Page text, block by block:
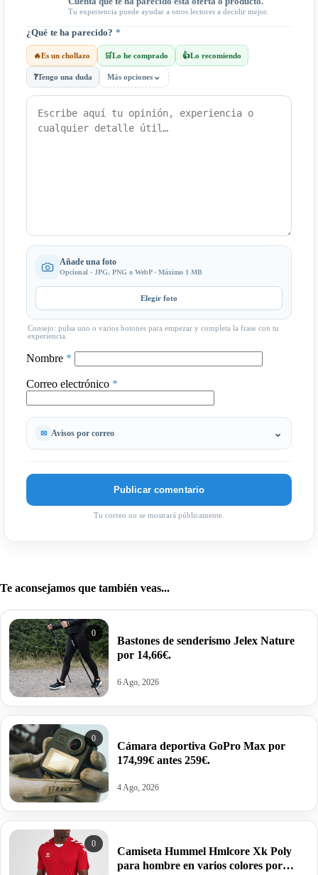
Tu experiencia puede ayudar a otros lectores a decidir mejor.
¿Qué te ha parecido? *
🔥Es un chollazo 🛒Lo he comprado 👍Lo recomiendo
❓Tengo una duda Más opciones ⌄
Añade una foto
Opcional · JPG, PNG o WebP · Máximo 1 MB
Elegir foto
Consejo: pulsa uno o varios botones para empezar y completa la frase con tu
experiencia.
Nombre *
Correo electrónico *
Avisos por correo
Tu correo no se mostrará públicamente.
Te aconsejamos que también veas...
0
Bastones de senderismo Jelex Nature
por 14,66€.
6 Ago, 2026
0
Cámara deportiva GoPro Max por
174,99€ antes 259€.
4 Ago, 2026
0
Camiseta Hummel Hmlcore Xk Poly
para hombre en varios colores por